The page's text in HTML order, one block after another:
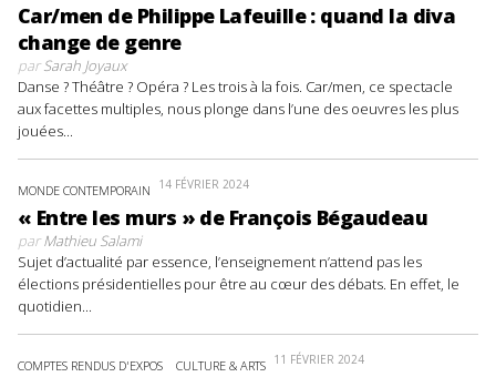
Car/men de Philippe Lafeuille : quand la diva
change de genre
parSarah Joyaux
Danse ? Théâtre ? Opéra ? Les trois à la fois. Car/men, ce spectacle
aux facettes multiples, nous plonge dans l’une des oeuvres les plus
jouées...
MONDE CONTEMPORAIN 14 FÉVRIER 2024
« Entre les murs » de François Bégaudeau
parMathieu Salami
Sujet d’actualité par essence, l’enseignement n’attend pas les
élections présidentielles pour être au cœur des débats. En effet, le
quotidien...
COMPTES RENDUS D'EXPOS CULTURE & ARTS 11 FÉVRIER 2024